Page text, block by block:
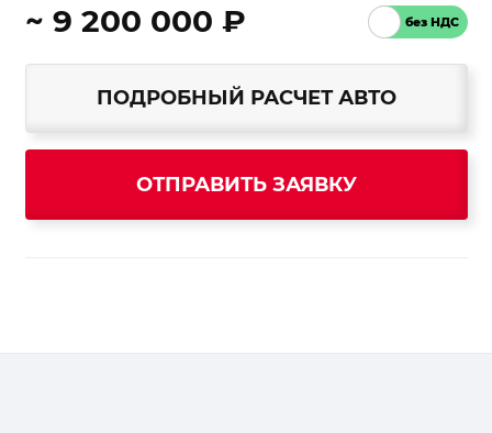
~ 9 200 000 ₽
ПОДРОБНЫЙ РАСЧЕТ АВТО
ОТПРАВИТЬ ЗАЯВКУ